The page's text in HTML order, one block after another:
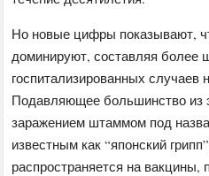
Но новые цифры показывают,
доминируют, составляя более
госпитализированных случаев
Подавляющее большинство из
заражением штаммом под
известным как “японский
распространяется на